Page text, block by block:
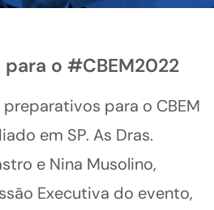
o #CBEM2022
para o CBEM
em SP. As Dras.
e Nina Musolino,
Executiva do evento,